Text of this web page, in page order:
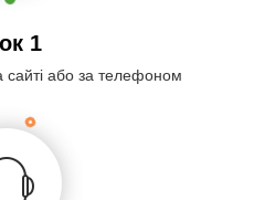
1
або за телефоном